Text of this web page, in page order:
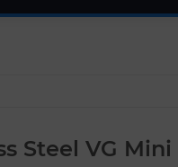
Steel VG Mini